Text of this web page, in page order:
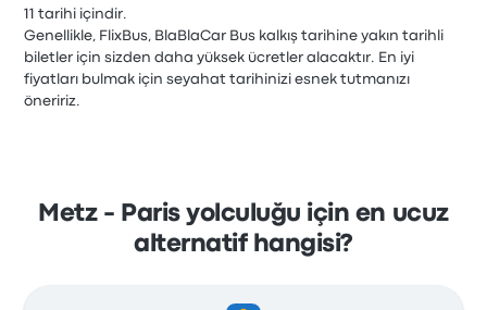
11 tarihi içindir.
Genellikle, FlixBus, BlaBlaCar Bus kalkış tarihine yakın tarihli
biletler için sizden daha yüksek ücretler alacaktır. En iyi
fiyatları bulmak için seyahat tarihinizi esnek tutmanızı
öneririz.
Metz - Paris yolculuğu için en ucuz
alternatif hangisi?